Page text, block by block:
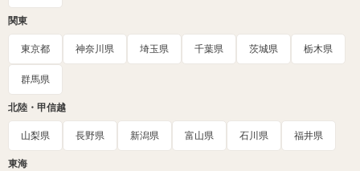
関東
東京都 神奈川県 埼玉県 千葉県 茨城県 栃木県
群馬県
北陸・甲信越
山梨県 長野県 新潟県 富山県 石川県 福井県
東海